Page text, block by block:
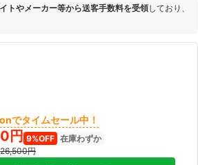
トやメーカー等から送客手数料を受領しており、
でタイムセール中！
円 9%OFF 在庫わずか
26,500円